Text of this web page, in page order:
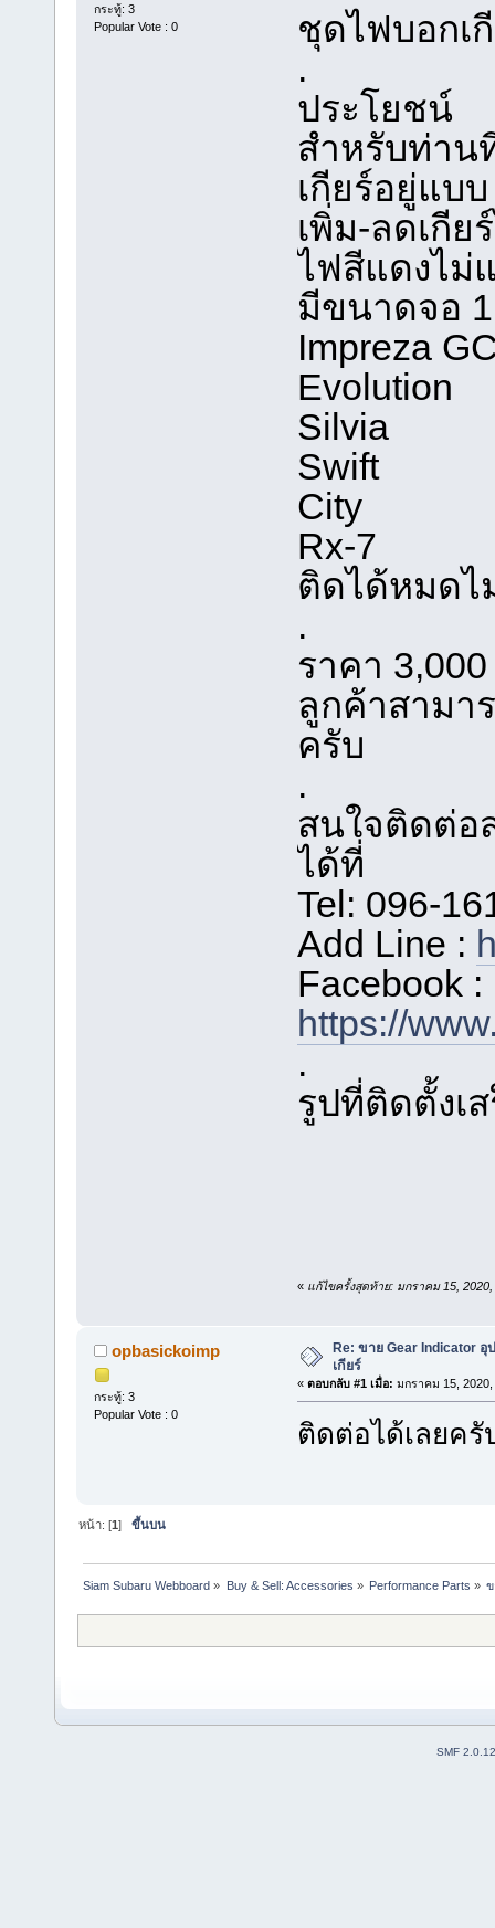
กระทู้: 3
Popular Vote : 0
ชุดไฟบอกเ
.
ประโยชน์
สำหรับท่าน
เกียร์อยู่แบ
เพิ่ม-ลดเกีย
ไฟสีแดงไม่
มีขนาดจอ
Impreza
Evolution
Silvia
Swift
City
Rx-7
ติดได้หมด
.
ราคา
ลูกค้าสามา
ครับ
.
สนใจติดต่อ
ได้ที่
Tel: 096-
Add Line :
Facebook :
https://
.
รูปที่ติดตั้งเ
« แก้ไขครั้งสุดท้าย: มกราคม 15,
opbasickoimp
กระทู้: 3
Popular Vote : 0
Re: ขาย Gear Indicator
เกียร์
« ตอบกลับ #1 เมื่อ: มกราคม 15, 2020,
ติดต่อได้เลยครั
หน้า: [1]ขึ้นบน
Siam Subaru Webboard » Buy & Sell: Accessories » Performance Parts »
SMF 2.0.12